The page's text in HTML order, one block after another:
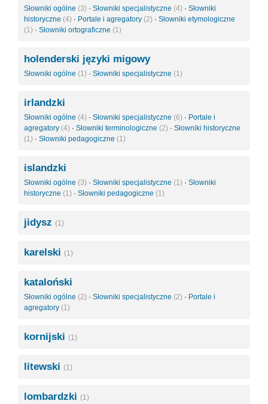
Słowniki ogólne (3) · Słowniki specjalistyczne (4) · Słowniki
historyczne (4) · Portale i agregatory (2) · Słowniki etymologiczne
(1) · Słowniki ortograficzne (1)
holenderski języki migowy
Słowniki ogólne (1) · Słowniki specjalistyczne (1)
irlandzki
Słowniki ogólne (4) · Słowniki specjalistyczne (6) · Portale i
agregatory (4) · Słowniki terminologiczne (2) · Słowniki historyczne
(1) · Słowniki pedagogiczne (1)
islandzki
Słowniki ogólne (3) · Słowniki specjalistyczne (1) · Słowniki
historyczne (1) · Słowniki pedagogiczne (1)
jidysz (1)
karelski (1)
kataloński
Słowniki ogólne (2) · Słowniki specjalistyczne (2) · Portale i
agregatory (1)
kornijski (1)
litewski (1)
lombardzki (1)